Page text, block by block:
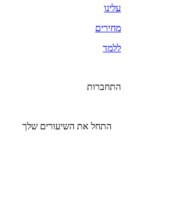
עלינו
מחירים
ללמד
התחברות
התחל את השיעורים שלך